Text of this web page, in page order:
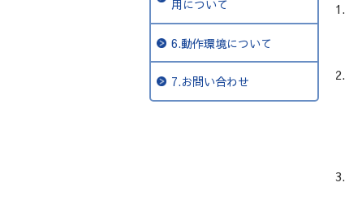
用について
6.動作環境について
7.お問い合わせ